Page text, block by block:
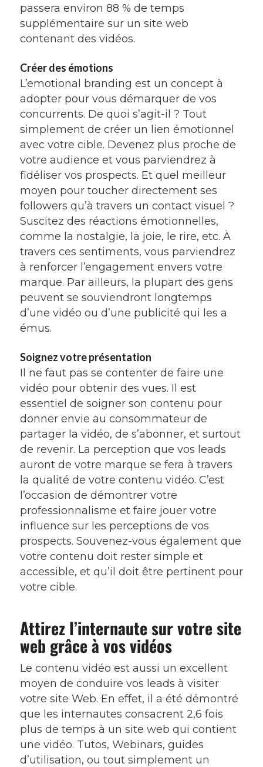
passera environ 88 % de temps
supplémentaire sur un site web
contenant des vidéos.
Créer des émotions
L’emotional branding est un concept à
adopter pour vous démarquer de vos
concurrents. De quoi s’agit-il ? Tout
simplement de créer un lien émotionnel
avec votre cible. Devenez plus proche de
votre audience et vous parviendrez à
fidéliser vos prospects. Et quel meilleur
moyen pour toucher directement ses
followers qu’à travers un contact visuel ?
Suscitez des réactions émotionnelles,
comme la nostalgie, la joie, le rire, etc. À
travers ces sentiments, vous parviendrez
à renforcer l’engagement envers votre
marque. Par ailleurs, la plupart des gens
peuvent se souviendront longtemps
d’une vidéo ou d’une publicité qui les a
émus.
Soignez votre présentation
Il ne faut pas se contenter de faire une
vidéo pour obtenir des vues. Il est
essentiel de soigner son contenu pour
donner envie au consommateur de
partager la vidéo, de s’abonner, et surtout
de revenir. La perception que vos leads
auront de votre marque se fera à travers
la qualité de votre contenu vidéo. C’est
l’occasion de démontrer votre
professionnalisme et faire jouer votre
influence sur les perceptions de vos
prospects. Souvenez-vous également que
votre contenu doit rester simple et
accessible, et qu’il doit être pertinent pour
votre cible.
Attirez l’internaute sur votre site
web grâce à vos vidéos
Le contenu vidéo est aussi un excellent
moyen de conduire vos leads à visiter
votre site Web. En effet, il a été démontré
que les internautes consacrent 2,6 fois
plus de temps à un site web qui contient
une vidéo. Tutos, Webinars, guides
d’utilisation, ou tout simplement un